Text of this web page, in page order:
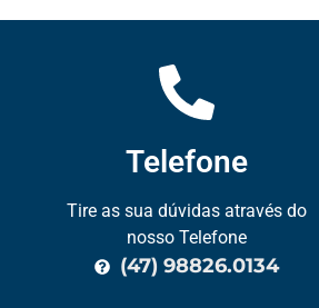
Telefone
Tire as sua dúvidas através do
nosso Telefone
(47) 98826.0134